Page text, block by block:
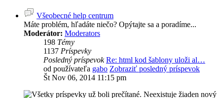
Všeobecné help centrum
Máte problém, hľadáte niečo? Opýtajte sa a poradíme...
Moderátor: Moderators
198 Témy
1137 Príspevky
Posledný príspevok Re: html kod šablony uloži al…
od používateľa gabo Zobraziť posledný príspevok
Št Nov 06, 2014 11:15 pm